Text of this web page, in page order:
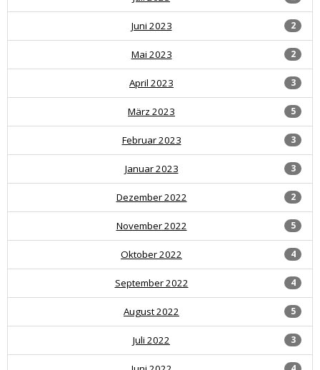
2
Juni 2023
2
Mai 2023
3
April 2023
5
März 2023
3
Februar 2023
3
Januar 2023
2
Dezember 2022
5
November 2022
4
Oktober 2022
4
September 2022
5
August 2022
3
Juli 2022